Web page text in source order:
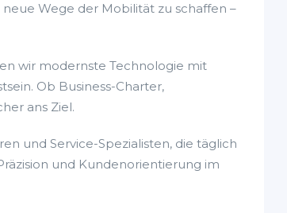
Wege der Mobilität zu schaffen –
wir modernste Technologie mit
Ob Business-Charter,
ans Ziel.
und Service-Spezialisten, die täglich
und Kundenorientierung im